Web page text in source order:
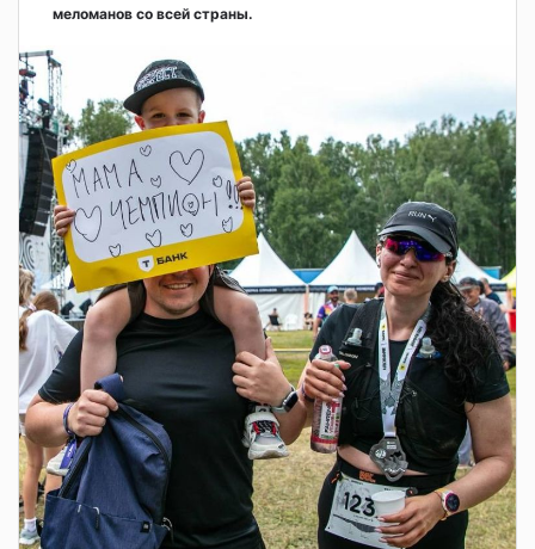
меломанов со всей страны.